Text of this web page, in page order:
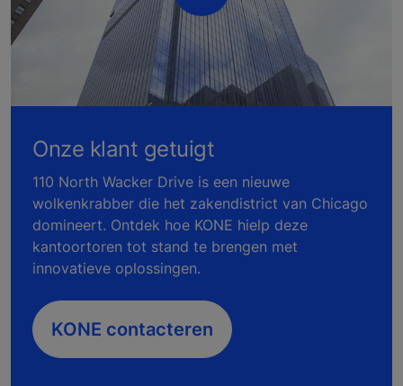
Onze klant getuigt
110 North Wacker Drive is een nieuwe
wolkenkrabber die het zakendistrict van Chicago
domineert. Ontdek hoe KONE hielp deze
kantoortoren tot stand te brengen met
innovatieve oplossingen.
KONE contacteren